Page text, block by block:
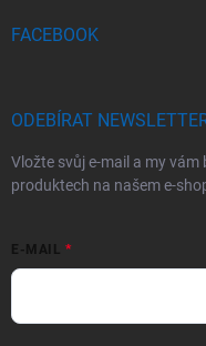
FACEBOOK
ODEBÍRAT
Vložte svůj e-mail a my
produktech na našem e-
E-MAIL